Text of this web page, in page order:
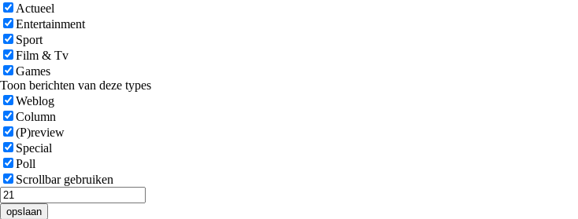
Actueel
Entertainment
Sport
Film & Tv
Games
Toon berichten van deze types
Weblog
Column
(P)review
Special
Poll
Scrollbar gebruiken
opslaan